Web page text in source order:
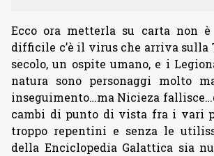
Ecco ora metterla su carta non
difficile c’è il virus che arriva sulla
secolo, un ospite umano, e i
natura sono personaggi molto
inseguimento…ma Nicieza
cambi di punto di vista fra i vari
troppo repentini e senza le
della Enciclopedia Galattica sia